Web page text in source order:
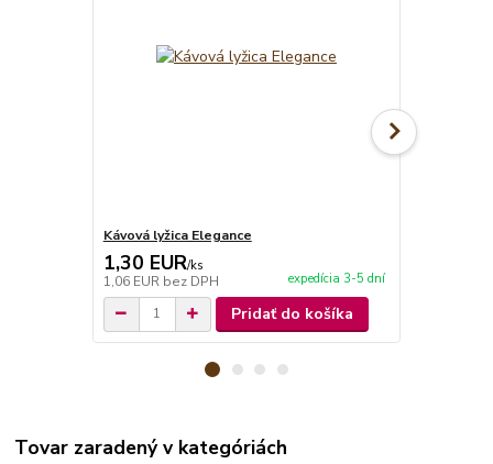
Kávová lyžica Elegance
1,30 EUR/ks
1,06 EUR bez DPH expedícia 3-5 dní
Pridať do košíka
Tovar zaradený v kategóriách